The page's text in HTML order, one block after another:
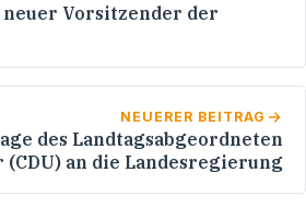
neuer Vorsitzender der
NEUERER BEITRAG
des Landtagsabgeordneten
an die Landesregierung